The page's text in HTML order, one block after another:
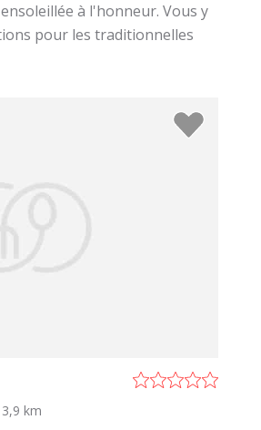
à l'honneur. Vous y
pour les traditionnelles
km